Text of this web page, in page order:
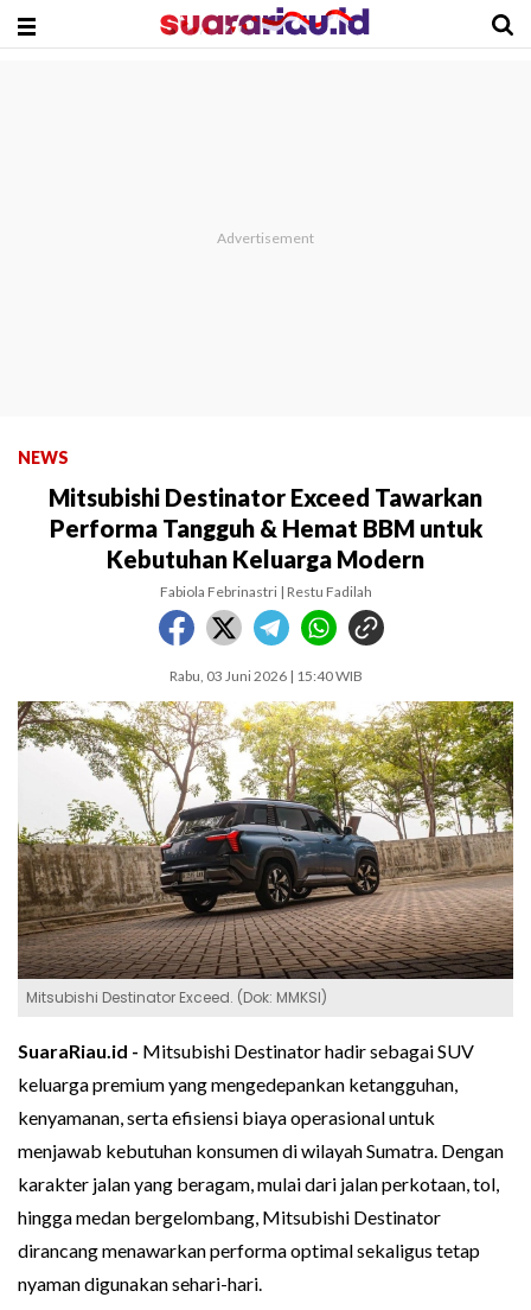
NEWS
Mitsubishi Destinator Exceed Tawarkan
Performa Tangguh & Hemat BBM untuk
Kebutuhan Keluarga Modern
Fabiola Febrinastri | Restu Fadilah
Rabu, 03 Juni 2026 | 15:40 WIB
Mitsubishi Destinator Exceed. (Dok: MMKSI)
SuaraRiau.id - Mitsubishi Destinator hadir sebagai SUV
keluarga premium yang mengedepankan ketangguhan,
kenyamanan, serta efisiensi biaya operasional untuk
menjawab kebutuhan konsumen di wilayah Sumatra. Dengan
karakter jalan yang beragam, mulai dari jalan perkotaan, tol,
hingga medan bergelombang, Mitsubishi Destinator
dirancang menawarkan performa optimal sekaligus tetap
nyaman digunakan sehari-hari.